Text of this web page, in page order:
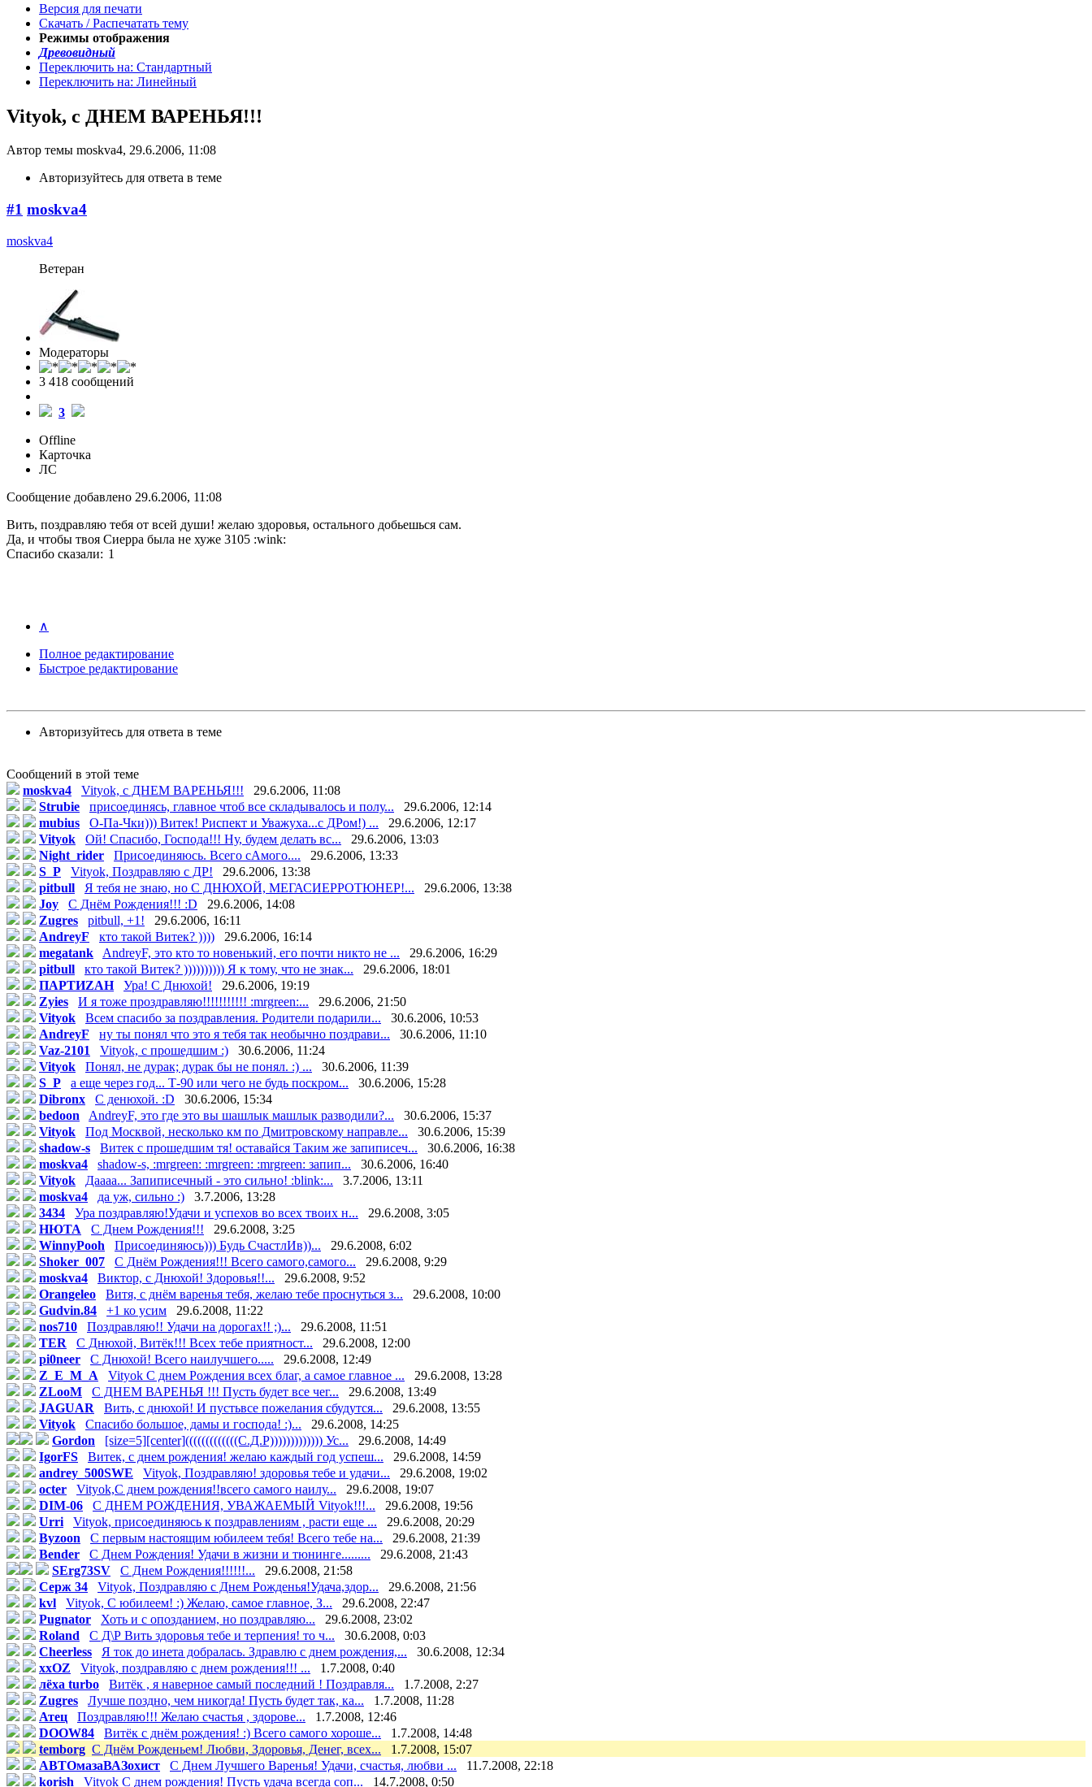
Версия для печати
Скачать / Распечатать тему
Режимы отображения
Древовидный
Переключить на: Стандартный
Переключить на: Линейный
Vityok, с ДНЕМ ВАРЕНЬЯ!!!
Автор темы moskva4, 29.6.2006, 11:08
Авторизуйтесь для ответа в теме
#1 moskva4
moskva4
Ветеран
Модераторы
3 418 cообщений
3
Offline
Карточка
ЛС
Сообщение добавлено 29.6.2006, 11:08
Вить, поздравляю тебя от всей души! желаю здоровья, остального добьешься сам.
Да, и чтобы твоя Сиерра была не хуже 3105 :wink:
Спасибо сказали: 1
∧
Полное редактирование
Быстрое редактирование
Авторизуйтесь для ответа в теме
Сообщений в этой теме
moskva4
Vityok, с ДНЕМ ВАРЕНЬЯ!!!
29.6.2006, 11:08
Strubie
присоединясь, главное чтоб все складывалось и полу...
29.6.2006, 12:14
mubius
О-Па-Чки))) Витек! Риспект и Уважуха...с ДРом!) ...
29.6.2006, 12:17
Vityok
Ой! Спасибо, Господа!!! Ну, будем делать вс...
29.6.2006, 13:03
Night_rider
Присоединяюсь. Всего сАмого....
29.6.2006, 13:33
S_P
Vityok, Поздравляю с ДР!
29.6.2006, 13:38
pitbull
Я тебя не знаю, но С ДНЮХОЙ, МЕГАСИЕРРОТЮНЕР!...
29.6.2006, 13:38
Joy
С Днём Рождения!!! :D
29.6.2006, 14:08
Zugres
pitbull, +1!
29.6.2006, 16:11
AndreyF
кто такой Витек? ))))
29.6.2006, 16:14
megatank
AndreyF, это кто то новенький, его почти никто не ...
29.6.2006, 16:29
pitbull
кто такой Витек? )))))))))) Я к тому, что не знак...
29.6.2006, 18:01
ПАРТИZАН
Ура! С Днюхой!
29.6.2006, 19:19
Zyies
И я тоже проздравляю!!!!!!!!!!! :mrgreen:...
29.6.2006, 21:50
Vityok
Всем спасибо за поздравления. Родители подарили...
30.6.2006, 10:53
AndreyF
ну ты понял что это я тебя так необычно поздрави...
30.6.2006, 11:10
Vaz-2101
Vityok, с прошедшим :)
30.6.2006, 11:24
Vityok
Понял, не дурак; дурак бы не понял. :) ...
30.6.2006, 11:39
S_P
а еще через год... Т-90 или чего не будь поскром...
30.6.2006, 15:28
Dibronx
С денюхой. :D
30.6.2006, 15:34
bedoon
AndreyF, это где это вы шашлык машлык разводили?...
30.6.2006, 15:37
Vityok
Под Москвой, несколько км по Дмитровскому направле...
30.6.2006, 15:39
shadow-s
Витек с прошедшим тя! оставайся Таким же запиписеч...
30.6.2006, 16:38
moskva4
shadow-s, :mrgreen: :mrgreen: :mrgreen: запип...
30.6.2006, 16:40
Vityok
Даааа... Запиписечный - это сильно! :blink:...
3.7.2006, 13:11
moskva4
да уж, сильно :)
3.7.2006, 13:28
3434
Ура поздравляю!Удачи и успехов во всех твоих н...
29.6.2008, 3:05
НЮТА
С Днем Рождения!!!
29.6.2008, 3:25
WinnyPooh
Присоединяюсь))) Будь СчастлИв))...
29.6.2008, 6:02
Shoker_007
С Днём Рождения!!! Всего самого,самого...
29.6.2008, 9:29
moskva4
Виктор, с Днюхой! Здоровья!!...
29.6.2008, 9:52
Orangeleo
Витя, с днём варенья тебя, желаю тебе проснуться з...
29.6.2008, 10:00
Gudvin.84
+1 ко усим
29.6.2008, 11:22
nos710
Поздравляю!! Удачи на дорогах!! ;)...
29.6.2008, 11:51
TER
С Днюхой, Витёк!!! Всех тебе приятност...
29.6.2008, 12:00
pi0neer
С Днюхой! Всего наилучшего.....
29.6.2008, 12:49
Z_E_M_A
Vityok С днем Рождения всех благ, а самое главное ...
29.6.2008, 13:28
ZLooM
С ДНЕМ ВАРЕНЬЯ !!! Пусть будет все чег...
29.6.2008, 13:49
JAGUAR
Вить, с днюхой! И пустьвсе пожелания сбудутся...
29.6.2008, 13:55
Vityok
Спасибо большое, дамы и господа! :)...
29.6.2008, 14:25
Gordon
[size=5][center](((((((((((((С.Д.Р))))))))))))) Ус...
29.6.2008, 14:49
IgorFS
Витек, с днем рождения! желаю каждый год успеш...
29.6.2008, 14:59
andrey_500SWE
Vityok, Поздравляю! здоровья тебе и удачи...
29.6.2008, 19:02
octer
Vityok,С днем рождения!!всего самого наилу...
29.6.2008, 19:07
DIM-06
С ДНЕМ РОЖДЕНИЯ, УВАЖАЕМЫЙ Vityok!!!...
29.6.2008, 19:56
Urri
Vityok, присоединяюсь к поздравлениям , расти еще ...
29.6.2008, 20:29
Byzoon
С первым настоящим юбилеем тебя! Всего тебе на...
29.6.2008, 21:39
Bender
С Днем Рождения! Удачи в жизни и тюнинге.........
29.6.2008, 21:43
SErg73SV
С Днем Рождения!!!!!!...
29.6.2008, 21:58
Серж 34
Vityok, Поздравляю с Днем Рожденья!Удача,здор...
29.6.2008, 21:56
kvl
Vityok, С юбилеем! :) Желаю, самое главное, З...
29.6.2008, 22:47
Pugnator
Хоть и с опозданием, но поздравляю...
29.6.2008, 23:02
Roland
С Д\Р Вить здоровья тебе и терпения! то ч...
30.6.2008, 0:03
Cheerless
Я ток до инета добралась. Здравлю с днем рождения,...
30.6.2008, 12:34
xxOZ
Vityok, поздравляю с днем рождения!!! ...
1.7.2008, 0:40
лёха turbo
Витёк , я наверное самый последний ! Поздравля...
1.7.2008, 2:27
Zugres
Лучше поздно, чем никогда! Пусть будет так, ка...
1.7.2008, 11:28
Атец
Поздравляю!!! Желаю счастья , здорове...
1.7.2008, 12:46
DOOW84
Витёк с днём рождения! :) Всего самого хороше...
1.7.2008, 14:48
temborg С Днём Рожденьем! Любви, Здоровья, Денег, всех...
1.7.2008, 15:07
АВТОмазаВАЗохист
C Днем Лучшего Варенья! Удачи, счастья, любви ...
11.7.2008, 22:18
korish
Vityok С днем рождения! Пусть удача всегда соп... 14.7.2008, 0:50